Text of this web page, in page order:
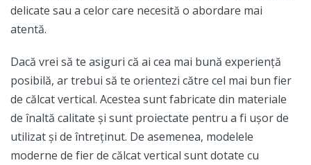
delicate sau a celor care necesită o abordare mai
atentă.
Dacă vrei să te asiguri că ai cea mai bună experiență
posibilă, ar trebui să te orientezi către cel mai bun fier
de călcat vertical. Acestea sunt fabricate din materiale
de înaltă calitate și sunt proiectate pentru a fi ușor de
utilizat și de întreținut. De asemenea, modelele
moderne de fier de călcat vertical sunt dotate cu